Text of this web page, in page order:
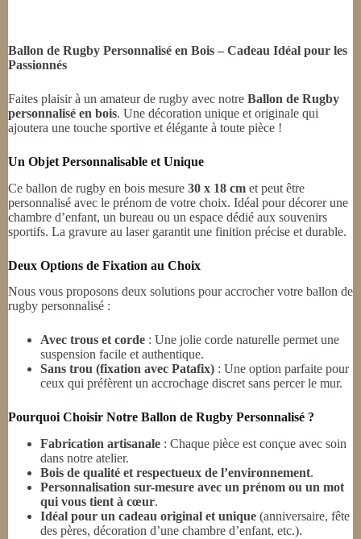
Ballon de Rugby Personnalisé en Bois – Cadeau Idéal pour les
Passionnés
Faites plaisir à un amateur de rugby avec notre Ballon de Rugby
personnalisé en bois. Une décoration unique et originale qui
ajoutera une touche sportive et élégante à toute pièce !
Un Objet Personnalisable et Unique
Ce ballon de rugby en bois mesure 30 x 18 cm et peut être
personnalisé avec le prénom de votre choix. Idéal pour décorer une
chambre d’enfant, un bureau ou un espace dédié aux souvenirs
sportifs. La gravure au laser garantit une finition précise et durable.
Deux Options de Fixation au Choix
Nous vous proposons deux solutions pour accrocher votre ballon de
rugby personnalisé :
Avec trous et corde : Une jolie corde naturelle permet une
suspension facile et authentique.
Sans trou (fixation avec Patafix) : Une option parfaite pour
ceux qui préfèrent un accrochage discret sans percer le mur.
Pourquoi Choisir Notre Ballon de Rugby Personnalisé ?
Fabrication artisanale : Chaque pièce est conçue avec soin
dans notre atelier.
Bois de qualité et respectueux de l’environnement.
Personnalisation sur-mesure avec un prénom ou un mot
qui vous tient à cœur.
Idéal pour un cadeau original et unique (anniversaire, fête
des pères, décoration d’une chambre d’enfant, etc.).